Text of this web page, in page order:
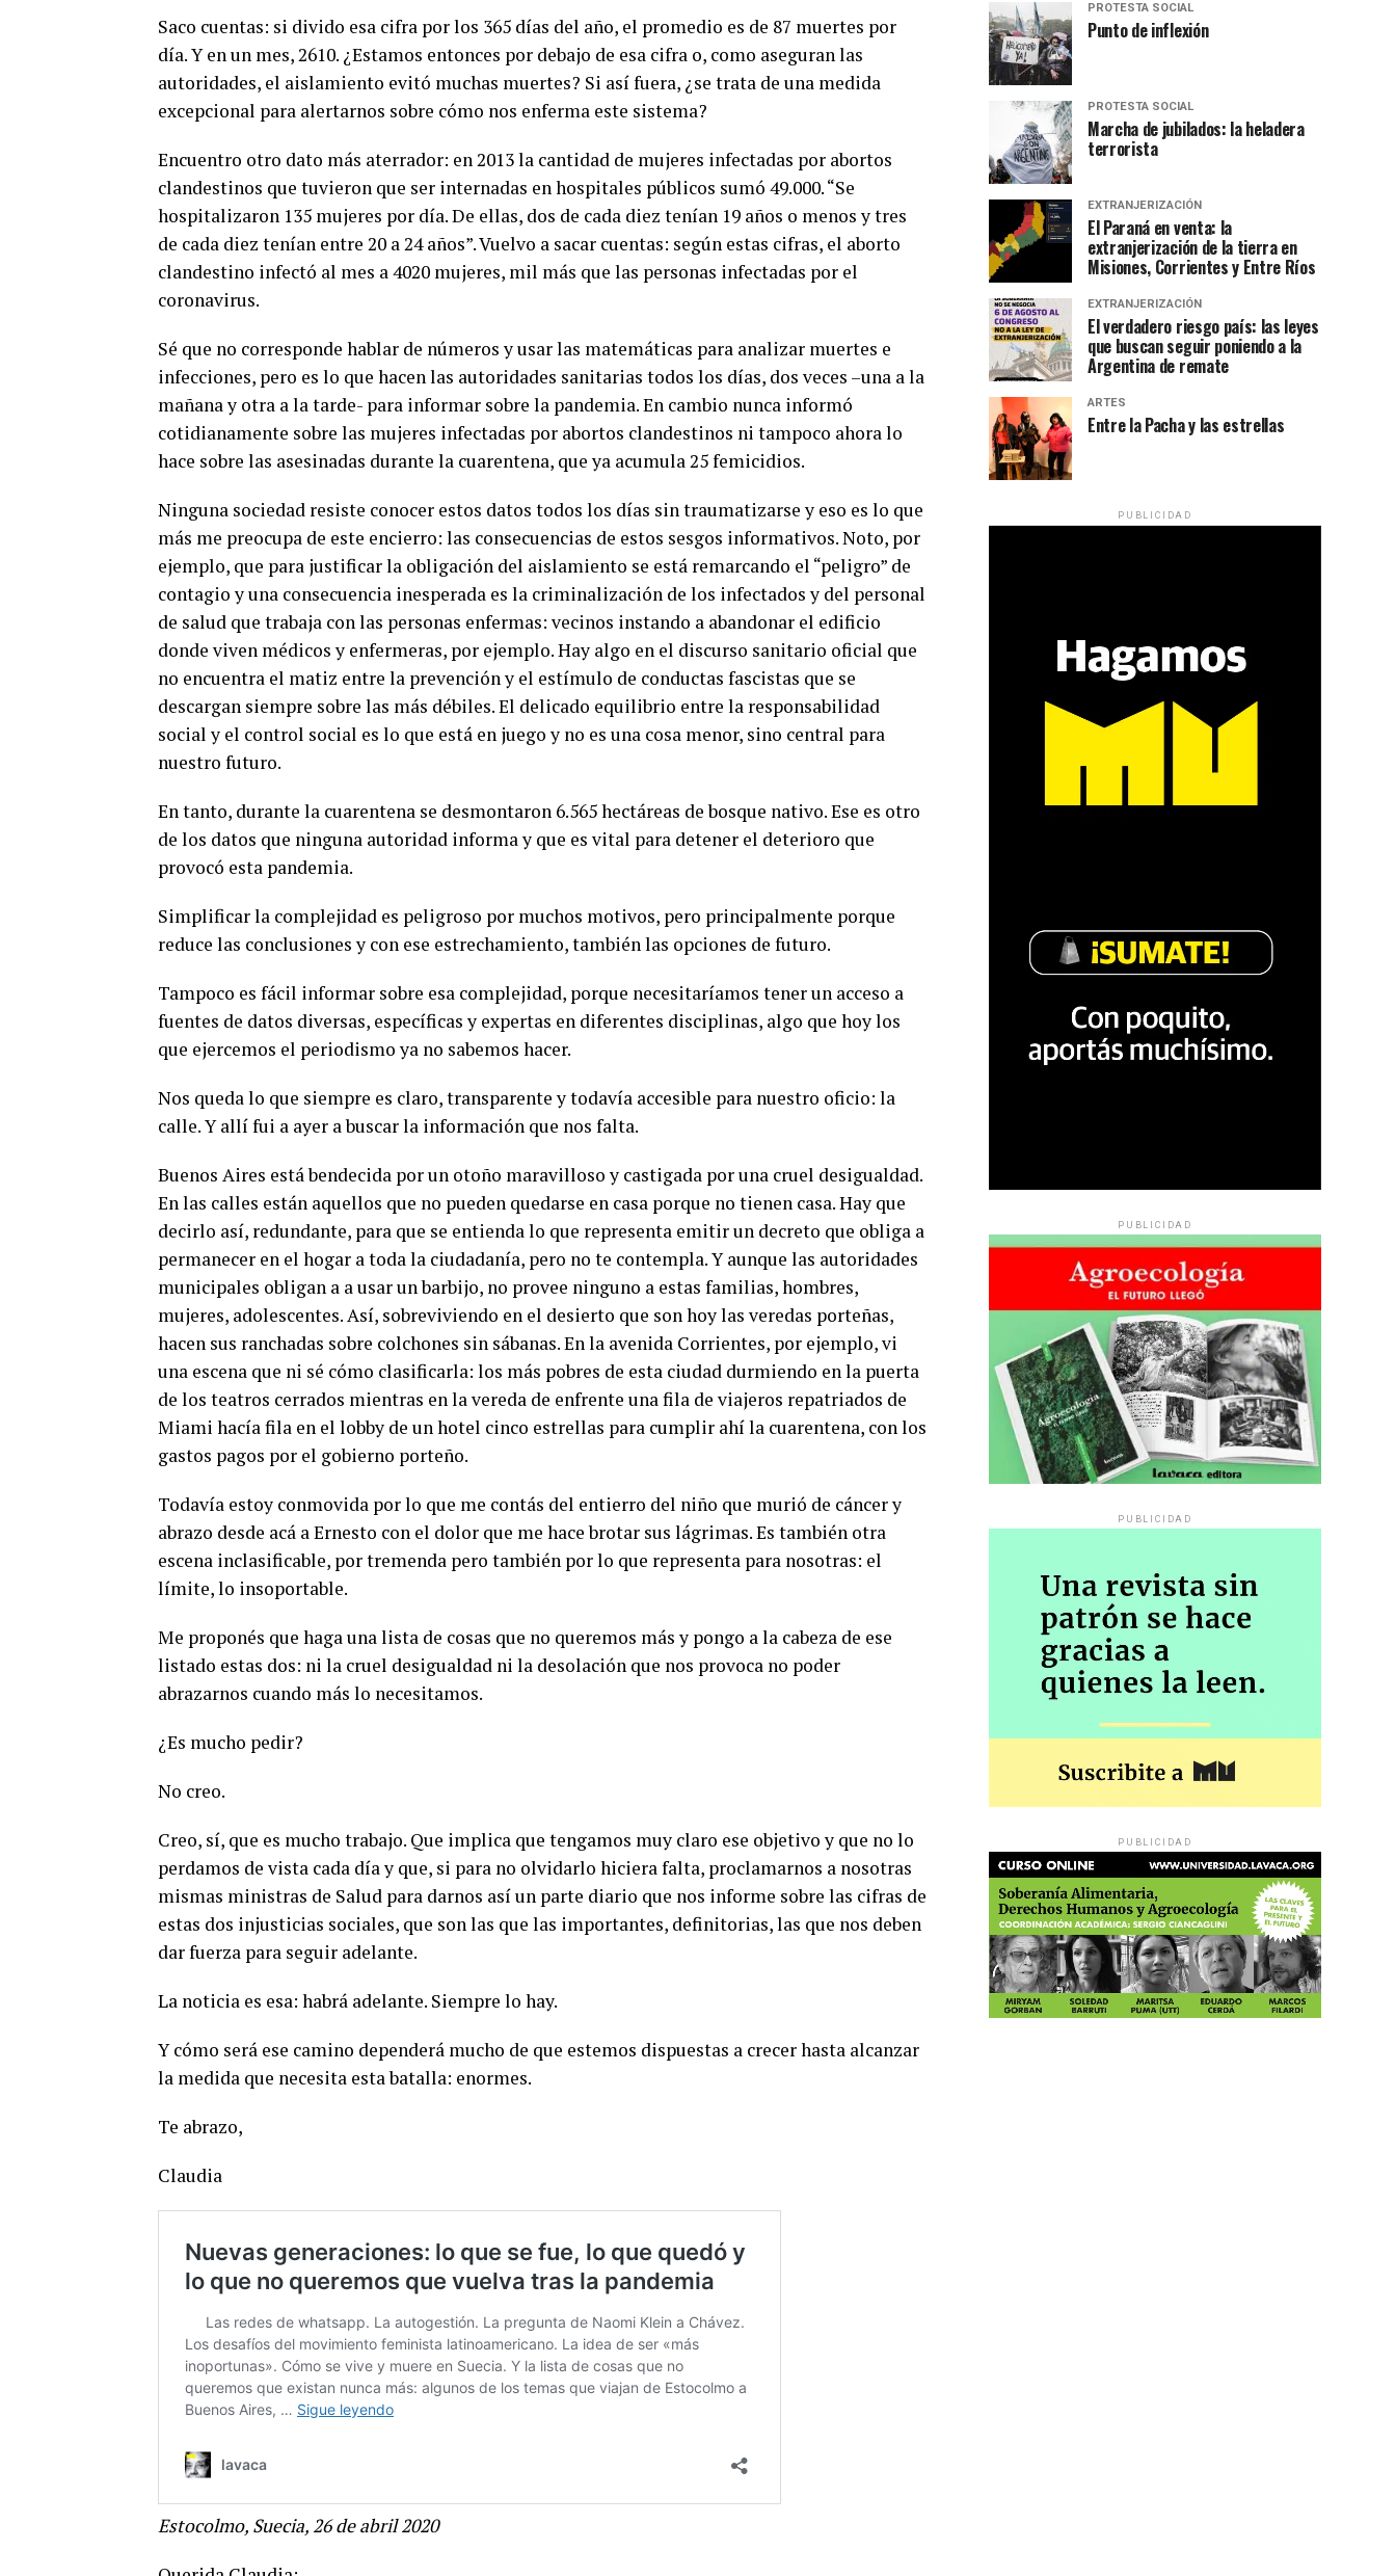
Saco cuentas: si divido esa cifra por los 365 días del año, el promedio es de 87 muertes por
día. Y en un mes, 2610. ¿Estamos entonces por debajo de esa cifra o, como aseguran las
autoridades, el aislamiento evitó muchas muertes? Si así fuera, ¿se trata de una medida
excepcional para alertarnos sobre cómo nos enferma este sistema?
Encuentro otro dato más aterrador: en 2013 la cantidad de mujeres infectadas por abortos
clandestinos que tuvieron que ser internadas en hospitales públicos sumó 49.000. “Se
hospitalizaron 135 mujeres por día. De ellas, dos de cada diez tenían 19 años o menos y tres
de cada diez tenían entre 20 a 24 años”. Vuelvo a sacar cuentas: según estas cifras, el aborto
clandestino infectó al mes a 4020 mujeres, mil más que las personas infectadas por el
coronavirus.
Sé que no corresponde hablar de números y usar las matemáticas para analizar muertes e
infecciones, pero es lo que hacen las autoridades sanitarias todos los días, dos veces –una a la
mañana y otra a la tarde- para informar sobre la pandemia. En cambio nunca informó
cotidianamente sobre las mujeres infectadas por abortos clandestinos ni tampoco ahora lo
hace sobre las asesinadas durante la cuarentena, que ya acumula 25 femicidios.
Ninguna sociedad resiste conocer estos datos todos los días sin traumatizarse y eso es lo que
más me preocupa de este encierro: las consecuencias de estos sesgos informativos. Noto, por
ejemplo, que para justificar la obligación del aislamiento se está remarcando el “peligro” de
contagio y una consecuencia inesperada es la criminalización de los infectados y del personal
de salud que trabaja con las personas enfermas: vecinos instando a abandonar el edificio
donde viven médicos y enfermeras, por ejemplo. Hay algo en el discurso sanitario oficial que
no encuentra el matiz entre la prevención y el estímulo de conductas fascistas que se
descargan siempre sobre las más débiles. El delicado equilibrio entre la responsabilidad
social y el control social es lo que está en juego y no es una cosa menor, sino central para
nuestro futuro.
En tanto, durante la cuarentena se desmontaron 6.565 hectáreas de bosque nativo. Ese es otro
de los datos que ninguna autoridad informa y que es vital para detener el deterioro que
provocó esta pandemia.
Simplificar la complejidad es peligroso por muchos motivos, pero principalmente porque
reduce las conclusiones y con ese estrechamiento, también las opciones de futuro.
Tampoco es fácil informar sobre esa complejidad, porque necesitaríamos tener un acceso a
fuentes de datos diversas, específicas y expertas en diferentes disciplinas, algo que hoy los
que ejercemos el periodismo ya no sabemos hacer.
Nos queda lo que siempre es claro, transparente y todavía accesible para nuestro oficio: la
calle. Y allí fui a ayer a buscar la información que nos falta.
Buenos Aires está bendecida por un otoño maravilloso y castigada por una cruel desigualdad.
En las calles están aquellos que no pueden quedarse en casa porque no tienen casa. Hay que
decirlo así, redundante, para que se entienda lo que representa emitir un decreto que obliga a
permanecer en el hogar a toda la ciudadanía, pero no te contempla. Y aunque las autoridades
municipales obligan a a usar un barbijo, no provee ninguno a estas familias, hombres,
mujeres, adolescentes. Así, sobreviviendo en el desierto que son hoy las veredas porteñas,
hacen sus ranchadas sobre colchones sin sábanas. En la avenida Corrientes, por ejemplo, vi
una escena que ni sé cómo clasificarla: los más pobres de esta ciudad durmiendo en la puerta
de los teatros cerrados mientras en la vereda de enfrente una fila de viajeros repatriados de
Miami hacía fila en el lobby de un hotel cinco estrellas para cumplir ahí la cuarentena, con los
gastos pagos por el gobierno porteño.
Todavía estoy conmovida por lo que me contás del entierro del niño que murió de cáncer y
abrazo desde acá a Ernesto con el dolor que me hace brotar sus lágrimas. Es también otra
escena inclasificable, por tremenda pero también por lo que representa para nosotras: el
límite, lo insoportable.
Me proponés que haga una lista de cosas que no queremos más y pongo a la cabeza de ese
listado estas dos: ni la cruel desigualdad ni la desolación que nos provoca no poder
abrazarnos cuando más lo necesitamos.
¿Es mucho pedir?
No creo.
Creo, sí, que es mucho trabajo. Que implica que tengamos muy claro ese objetivo y que no lo
perdamos de vista cada día y que, si para no olvidarlo hiciera falta, proclamarnos a nosotras
mismas ministras de Salud para darnos así un parte diario que nos informe sobre las cifras de
estas dos injusticias sociales, que son las que las importantes, definitorias, las que nos deben
dar fuerza para seguir adelante.
La noticia es esa: habrá adelante. Siempre lo hay.
Y cómo será ese camino dependerá mucho de que estemos dispuestas a crecer hasta alcanzar
la medida que necesita esta batalla: enormes.
Te abrazo,
Claudia
Estocolmo, Suecia, 26 de abril 2020
PROTESTA SOCIAL
Punto de inflexión
PROTESTA SOCIAL
Marcha de jubilados: la heladera
terrorista
EXTRANJERIZACIÓN
El Paraná en venta: la
extranjerización de la tierra en
Misiones, Corrientes y Entre Ríos
EXTRANJERIZACIÓN
El verdadero riesgo país: las leyes
que buscan seguir poniendo a la
Argentina de remate
ARTES
Entre la Pacha y las estrellas
PUBLICIDAD
PUBLICIDAD
PUBLICIDAD
PUBLICIDAD